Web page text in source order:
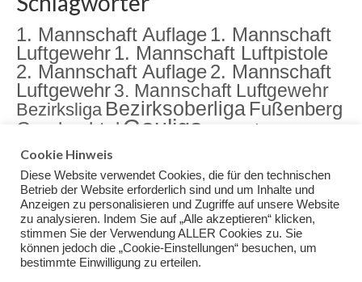
1. Mannschaft Auflage1. Mannschaft
Luftgewehr1. Mannschaft Luftpistole
2. Mannschaft Auflage2. Mannschaft
Luftgewehr3. Mannschaft Luftgewehr
Bezirksliga Bezirksoberliga Fußenberg
Gambachtal Gauliga
Jugend
Jugendarbeit
Meisterschaft Rama Dama Sektion
TrainingVeranstaltungen
Impressum Datenschutz
Cookie Hinweis
Diese Website verwendet Cookies, die für den technischen
Betrieb der Website erforderlich sind und um Inhalte und
Anzeigen zu personalisieren und Zugriffe auf unsere Website
zu analysieren. Indem Sie auf „Alle akzeptieren“ klicken,
stimmen Sie der Verwendung ALLER Cookies zu. Sie
können jedoch die „Cookie-Einstellungen“ besuchen, um
bestimmte Einwilligung zu erteilen.